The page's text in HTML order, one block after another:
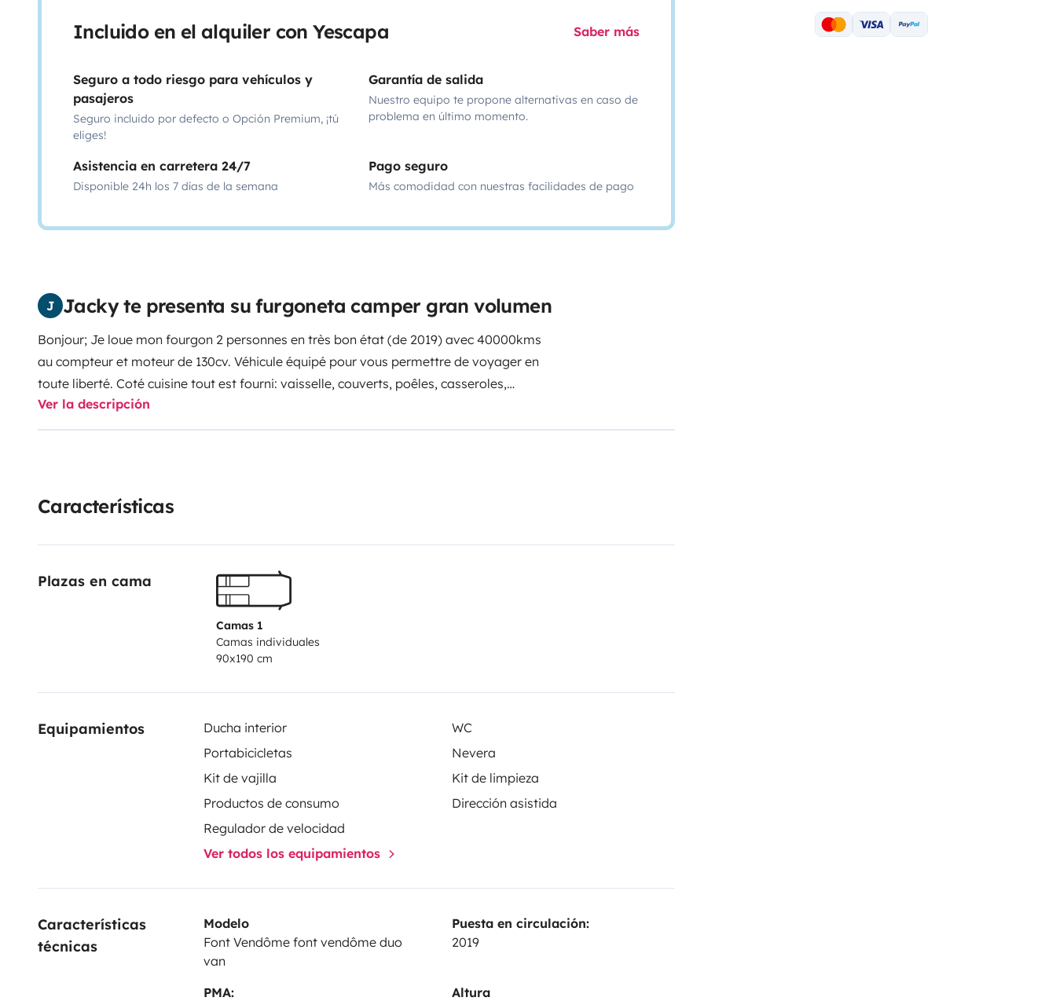
Incluido en el alquiler con Yescapa Saber más
Seguro a todo riesgo para vehículos y
pasajeros
Seguro incluido por defecto o Opción Premium, ¡tú
eliges!
Garantía de salida
Nuestro equipo te propone alternativas en caso de
problema en último momento.
Asistencia en carretera 24/7
Disponible 24h los 7 días de la semana
Pago seguro
Más comodidad con nuestras facilidades de pago
J Jacky te presenta su furgoneta camper gran volumen
Bonjour; Je loue mon fourgon 2 personnes en très bon état (de 2019) avec 40000kms
au compteur et moteur de 130cv. Véhicule équipé pour vous permettre de voyager en
toute liberté. Coté cuisine tout est fourni: vaisselle, couverts, poêles, casseroles,
épices, huile…. produits d'entretien. Protège matelas et couette fournie. Produit pour
cassette WC et papier fourni. Petit animal de compagnie accepté. Place de parking
Ver la descripción
Características
Plazas en cama
Camas 1
Camas individuales
90x190 cm
Equipamientos Ducha interior
WC
Portabicicletas
Nevera
Kit de vajilla
Kit de limpieza
Productos de consumo
Dirección asistida
Regulador de velocidad
Ver todos los equipamientos
Características
técnicas
Modelo
Font Vendôme font vendôme duo
van
Puesta en circulación:
2019
PMA:
Altura